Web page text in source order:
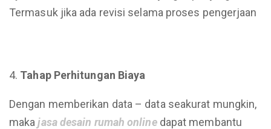
Termasuk jika ada revisi selama proses pengerjaan
Tahap Perhitungan Biaya
Dengan memberikan data – data seakurat mungkin,
makajasa desain rumah onlinedapat membantu